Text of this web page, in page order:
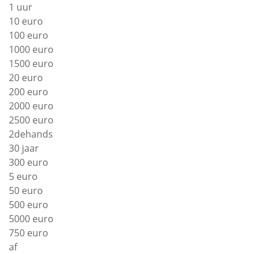
1 uur
10 euro
100 euro
1000 euro
1500 euro
20 euro
200 euro
2000 euro
2500 euro
2dehands
30 jaar
300 euro
5 euro
50 euro
500 euro
5000 euro
750 euro
af